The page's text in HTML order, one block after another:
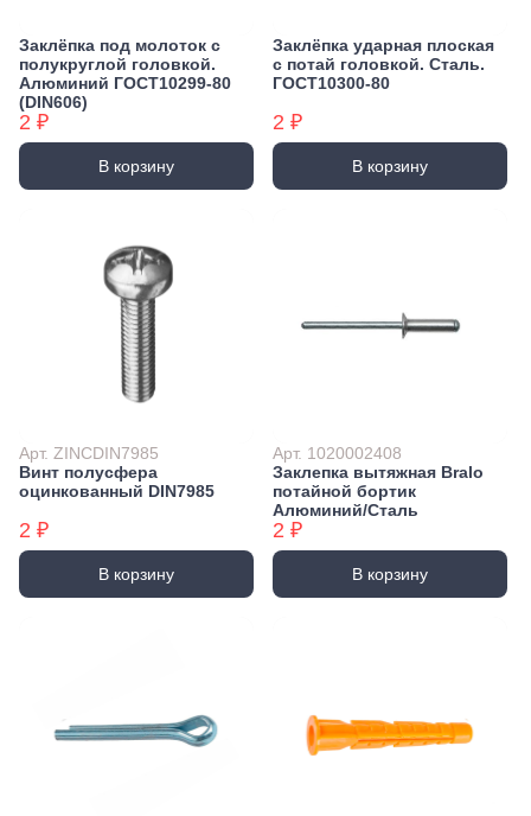
Заклёпка под молоток с
полукруглой головкой.
Алюминий ГОСТ10299-80
(DIN606)
2 ₽
В корзину
Заклёпка ударная плоская
с потай головкой. Сталь.
ГОСТ10300-80
2 ₽
В корзину
Арт. ZINCDIN7985
Винт полусфера
оцинкованный DIN7985
2 ₽
В корзину
Арт. 1020002408
Заклепка вытяжная Bralo
потайной бортик
Алюминий/Сталь
2 ₽
В корзину